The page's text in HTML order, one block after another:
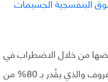
من خلال الاضطراب في
الغلاف الجوي، ويتألف الهواء الموجود في الطبقة الدنيا من الغلاف الجوي من الخليط المعروف والذي يقُدر بـ 80% من